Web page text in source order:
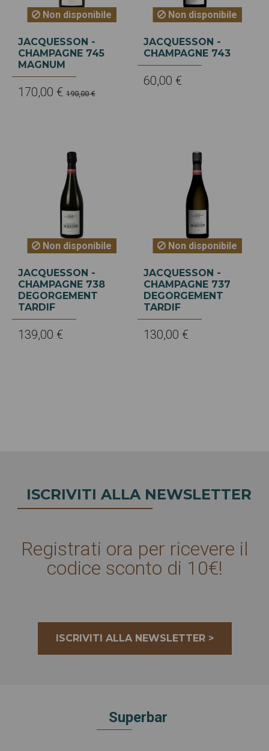
Non disponibile
JACQUESSON -
CHAMPAGNE 745
MAGNUM
170,00 € 190,00 €
Non disponibile
JACQUESSON -
CHAMPAGNE 743
60,00 €
Non disponibile
JACQUESSON -
CHAMPAGNE 738
DEGORGEMENT
TARDIF
139,00 €
Non disponibile
JACQUESSON -
CHAMPAGNE 737
DEGORGEMENT
TARDIF
130,00 €
ISCRIVITI ALLA NEWSLETTER
Registrati ora per ricevere il
codice sconto di 10€!
ISCRIVITI ALLA NEWSLETTER >
Superbar